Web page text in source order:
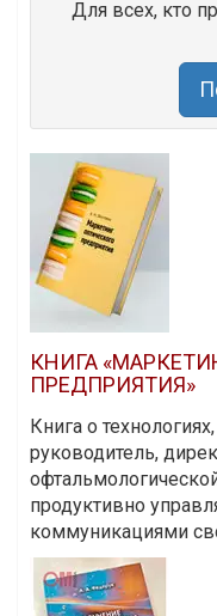
Для всех, кто
КНИГА
ПРЕДПРИЯТИЯ»
Книга о
руководитель,
продуктивно
коммуникациями